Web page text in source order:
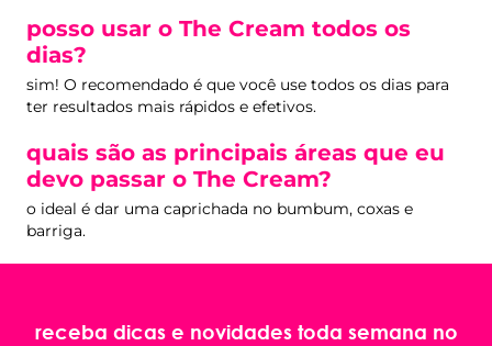
posso usar o The Cream todos os
dias?
sim! O recomendado é que você use todos os dias para
ter resultados mais rápidos e efetivos.
quais são as principais áreas que eu
devo passar o The Cream?
o ideal é dar uma caprichada no bumbum, coxas e
barriga.
receba dicas e novidades toda semana no